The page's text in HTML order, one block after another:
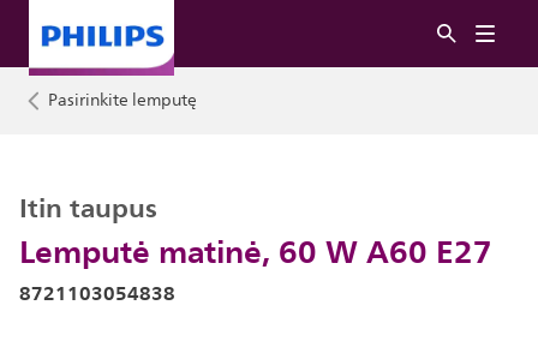
Pasirinkite lemputę
Lemputė matinė, 60 W A60 E27
Itin taupus
8721103054838